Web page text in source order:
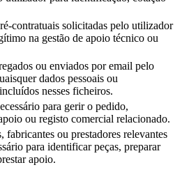
contratuais solicitadas pelo utilizador
na gestão de apoio técnico ou
ou enviados por email pelo
dados pessoais ou
nesses ficheiros.
para gerir o pedido,
ou registo comercial relacionado.
fabricantes ou prestadores relevantes
para identificar peças, preparar
apoio.